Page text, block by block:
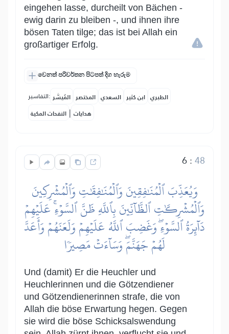
eingehen lasse, durcheilt von Bächen -
ewig darin zu bleiben -, und ihnen ihre
bösen Taten tilge; das ist bei Allah ein
großartiger Erfolg.
වෙනත් පරිවර්තන පිටපත් දිග හැරුම
التفاسير: المُيسَّر المختصر السعدي ابن كثير الطبري
النفحات المكية | هدايات
6:48
وَيُعَذِّبَ ٱلۡمُنَٰفِقِينَ وَٱلۡمُنَٰفِقَٰتِ وَٱلۡمُشۡرِكِينَ
وَٱلۡمُشۡرِكَٰتِ ٱلظَّآنِّينَ بِٱللَّهِ ظَنَّ ٱلسَّوۡءِۚ عَلَيۡهِمۡ
دَآئِرَةُ ٱلسَّوۡءِۖ وَغَضِبَ ٱللَّهُ عَلَيۡهِمۡ وَلَعَنَهُمۡ وَأَعَدَّ
لَهُمۡ جَهَنَّمَۖ وَسَآءَتۡ مَصِيرٗا
Und (damit) Er die Heuchler und
Heuchlerinnen und die Götzendiener
und Götzendienerinnen strafe, die von
Allah die böse Erwartung hegen. Gegen
sie wird die böse Schicksalswendung